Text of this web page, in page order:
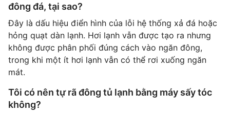
đông đá, tại sao?
Đây là dấu hiệu điển hình của lỗi hệ thống xả đá hoặc
hỏng quạt dàn lạnh. Hơi lạnh vẫn được tạo ra nhưng
không được phân phối đúng cách vào ngăn đông,
trong khi một ít hơi lạnh vẫn có thể rơi xuống ngăn
mát.
Tôi có nên tự rã đông tủ lạnh bằng máy sấy tóc
không?